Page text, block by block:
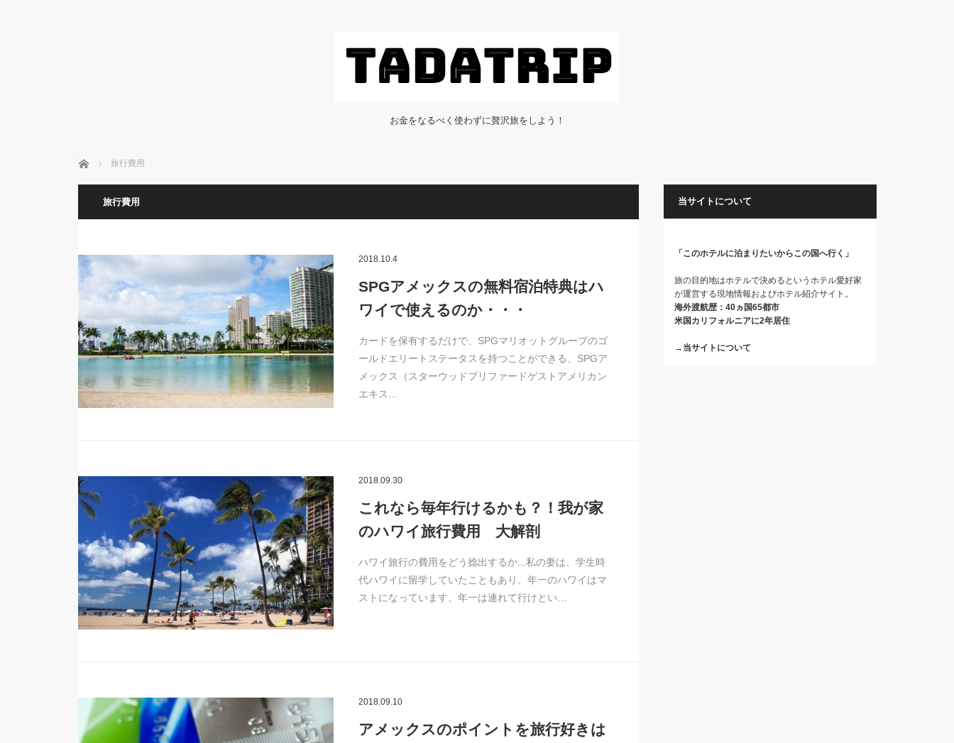
お金をなるべく使わずに贅沢旅をしよう！
ホーム 旅行費用
旅行費用
2018.10.4
SPGアメックスの無料宿泊特典はハ
ワイで使えるのか・・・
カードを保有するだけで、SPGマリオットグループのゴ
ールドエリートステータスを持つことができる、SPGア
メックス（スターウッドプリファードゲストアメリカン
エキス…
2018.09.30
これなら毎年行けるかも？！我が家
のハワイ旅行費用 大解剖
ハワイ旅行の費用をどう捻出するか...私の妻は、学生時
代ハワイに留学していたこともあり、年一のハワイはマ
ストになっています。年一は連れて行けとい…
2018.09.10
アメックスのポイントを旅行好きは
当サイトについて
「このホテルに泊まりたいからこの国へ行く」
旅の目的地はホテルで決めるというホテル愛好家
が運営する現地情報およびホテル紹介サイト。
海外渡航歴：40ヵ国65都市
米国カリフォルニアに2年居住
→当サイトについて